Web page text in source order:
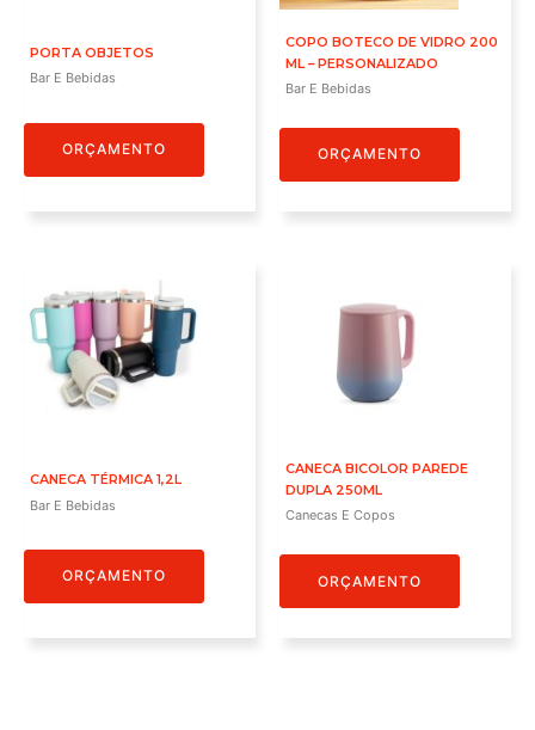
PORTA OBJETOS
Bar E Bebidas
ORÇAMENTO
COPO BOTECO DE VIDRO 200
ML – PERSONALIZADO
Bar E Bebidas
ORÇAMENTO
CANECA TÉRMICA 1,2L
Bar E Bebidas
ORÇAMENTO
CANECA BICOLOR PAREDE
DUPLA 250ML
Canecas E Copos
ORÇAMENTO